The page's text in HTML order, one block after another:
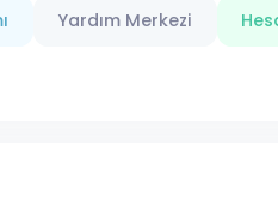
Yardım Merkezi